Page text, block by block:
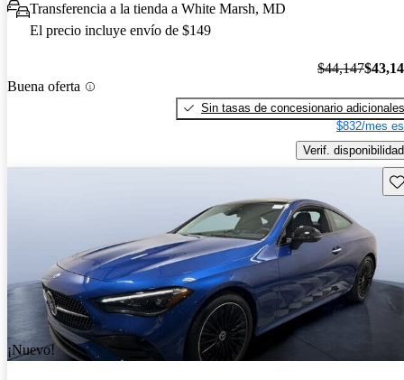
Transferencia a la tienda a White Marsh, MD
El precio incluye envío de $149
Buena oferta
$44,147
Sin tasas de concesionario adicionales
$832/mes
Verif. disponibilidad
¡Nuevo!